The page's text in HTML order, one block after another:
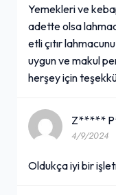
Yemekleri ve
adette olsa
etli çıtır
uygun ve makul
herşey için
Z*****
4/9/2024
Oldukça iyi bir